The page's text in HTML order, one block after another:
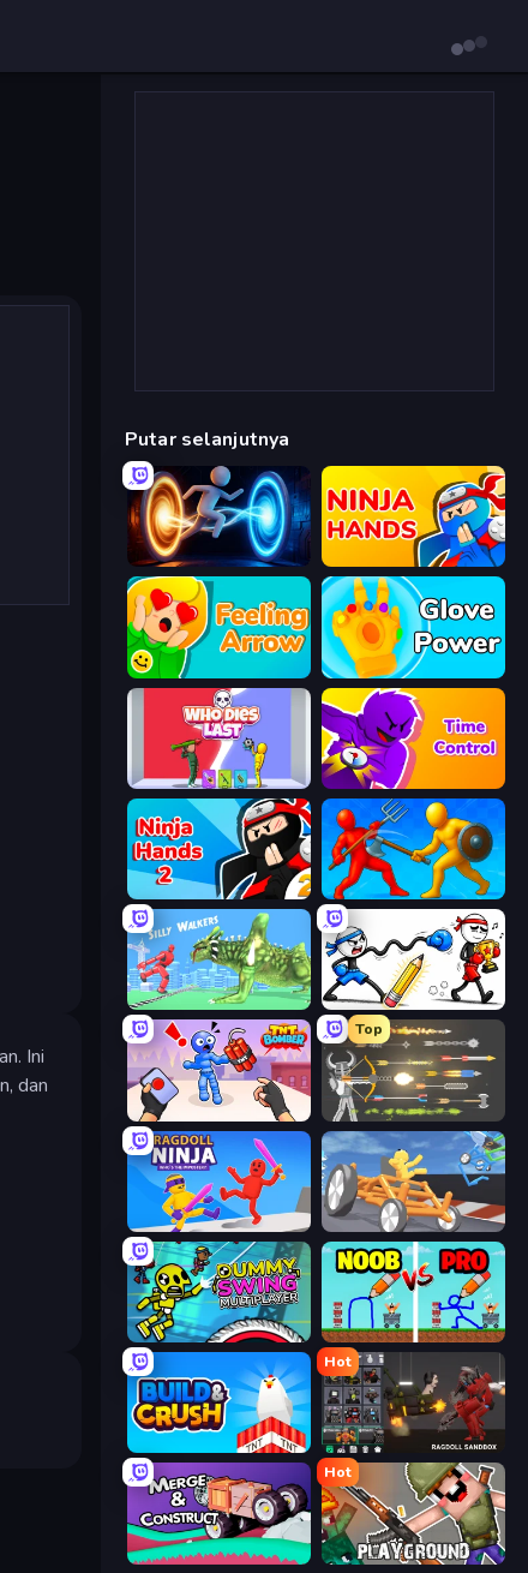
Ini
dan
Putar selanjutnya
Portal Escape Ninja Hands
Feeling Arrow Glove Power
Who Dies Last? Time Control!
Ninja Hands 2 Epic Sword Battle! Fight in Arena
Silly Walkers Doodle Smash
TNT Bomber
Top
Ragdoll Archers
Ragdoll Ninja: Imposter Hero Draw Crash Race
Crazy Dummy Swing Multiplayer DOP Noob: Draw to Save
Build and Crush
Hot
Last Play: Ragdoll Sandbox
Merge & Construct
Hot
Playground